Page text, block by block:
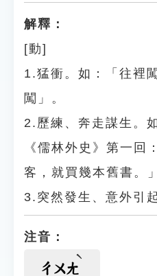
解釋：
[動]
1.猛衝。如：「往裡
闖」。
2.歷練、奔走謀生。
《儒林外史》第一回
客，就買幾本舊書。」
3.突然發生、意外引
注音：
ㄔㄨㄤ